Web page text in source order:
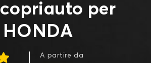
per
HONDA
A partire da